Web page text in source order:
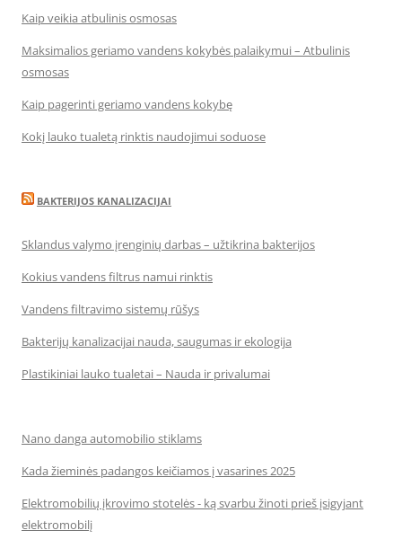
Kaip veikia atbulinis osmosas
Maksimalios geriamo vandens kokybės palaikymui – Atbulinis
osmosas
Kaip pagerinti geriamo vandens kokybę
Kokį lauko tualetą rinktis naudojimui soduose
BAKTERIJOS KANALIZACIJAI
Sklandus valymo įrenginių darbas – užtikrina bakterijos
Kokius vandens filtrus namui rinktis
Vandens filtravimo sistemų rūšys
Bakterijų kanalizacijai nauda, saugumas ir ekologija
Plastikiniai lauko tualetai – Nauda ir privalumai
Nano danga automobilio stiklams
Kada žieminės padangos keičiamos į vasarines 2025
Elektromobilių įkrovimo stotelės - ką svarbu žinoti prieš įsigyjant
elektromobilį